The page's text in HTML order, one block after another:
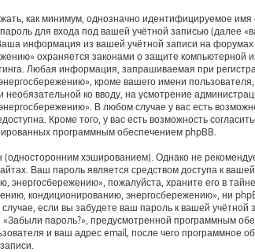
как минимум, однозначно идентифицируемое
для входа под вашей учётной записью (далее
информация из вашей учётной записи на
охраняется законами о защите
Любая информация, запрашиваемая при
кроме вашего имени
необязательной ко вводу, на усмотрение
В любом случае у вас есть
Кроме того, у вас есть возможность
программным обеспечением phpBB.
хэшированием). Однако не
Ваш пароль является средством доступа к
энергосбережению», пожалуйста, храните его в
кондиционированию, энергосбережению», ни
если вы забудете ваш пароль к вашей учётной
пароль?», предусмотренной программным
и ваш адрес email, после чего программное